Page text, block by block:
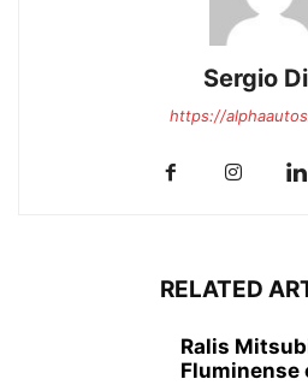
Sergio
https://
RELATED
Ralis
Fluminense